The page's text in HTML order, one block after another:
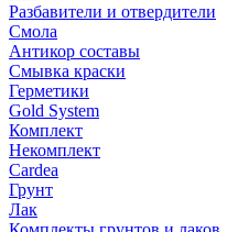
Разбавители и отвердители
Смола
Антикор составы
Смывка краски
Герметики
Gold System
Комплект
Некомплект
Cardea
Грунт
Лак